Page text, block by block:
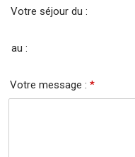
Votre séjour du :
au :
Votre message :*